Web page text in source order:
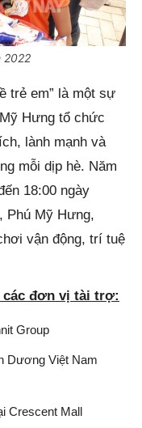
2022
trẻ em” là một sự
Hưng tổ chức
lành mạnh và
mỗi dịp hè. Năm
18:00 ngày
Phú Mỹ Hưng,
vận động, trí tuệ
các đơn vị tài trợ:
Group
Dương Việt Nam
Crescent Mall